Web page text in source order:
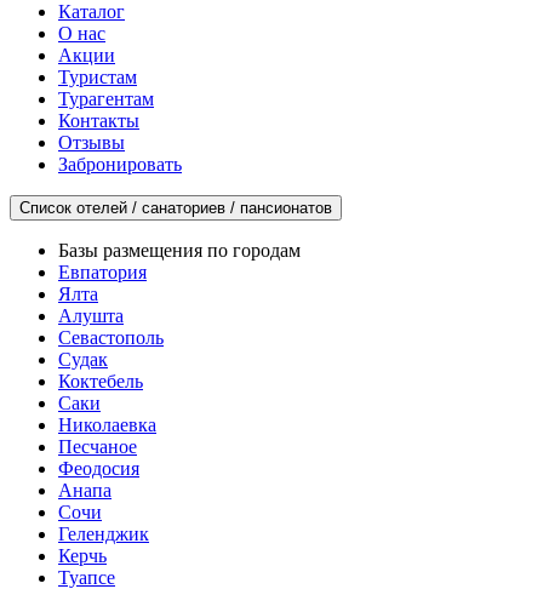
Каталог
О нас
Акции
Туристам
Турагентам
Контакты
Отзывы
Забронировать
Список отелей / санаториев / пансионатов
Базы размещения по городам
Евпатория
Ялта
Алушта
Севастополь
Судак
Коктебель
Саки
Николаевка
Песчаное
Феодосия
Анапа
Сочи
Геленджик
Керчь
Туапсе